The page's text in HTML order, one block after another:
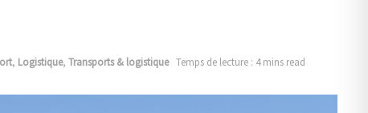
, Logistique, Transports & logistique Temps de lecture : 4 mins read